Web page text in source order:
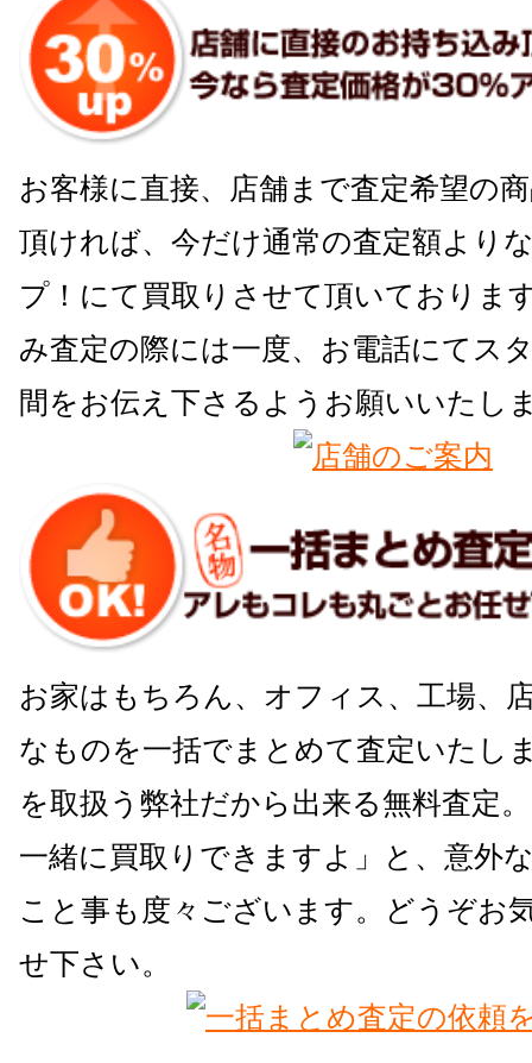
お客様に直接、店舗まで査定希望の
頂ければ、今だけ通常の査定額より
プ！にて買取りさせて頂いておりま
み査定の際には一度、お電話にてス
間をお伝え下さるようお願いいたし
お家はもちろん、オフィス、工場、
なものを一括でまとめて査定いたし
を取扱う弊社だから出来る無料査定
一緒に買取りできますよ」と、意外
こと事も度々ございます。どうぞお
せ下さい。